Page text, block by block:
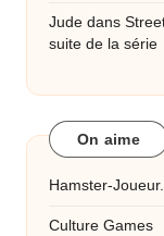
Jude dans
suite de la série
On aime
Hamster-
Culture Games